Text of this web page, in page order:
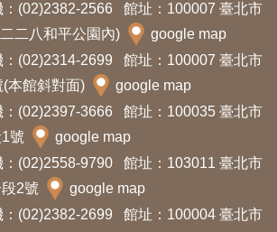
：(02)2382-2566
館址：100007 臺北市
二八和平公園內)
google map
：(02)2314-2699
館址：100007 臺北市
本館斜對面)
google map
：(02)2397-3666
館址：100035 臺北市
號
google map
：(02)2558-9790
館址：103011 臺北市
2號
google map
：(02)2382-2699 館址：100004 臺北市